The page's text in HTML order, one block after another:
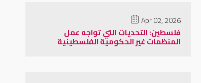
Apr 02, 2026
فلسطين: التحديات التي تواجه عمل
المنظمات غير الحكومية الفلسطينية